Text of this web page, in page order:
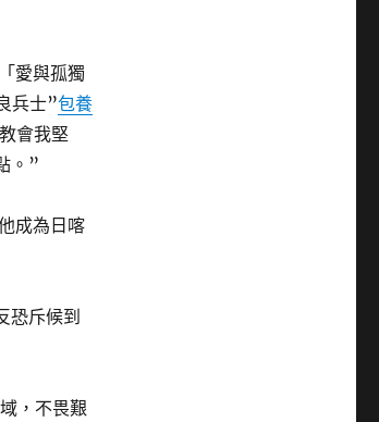
愛與孤獨
兵士”包養
會我堅
。”
成為日喀
恐斥候到
，不畏艱